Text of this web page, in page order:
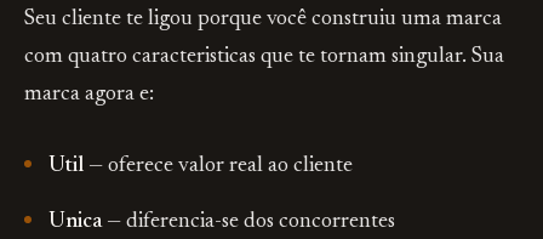
Seu cliente te ligou porque você construiu uma marca
com quatro caracteristicas que te tornam singular. Sua
marca agora e:
Util — oferece valor real ao cliente
Unica— diferencia-se dos concorrentes